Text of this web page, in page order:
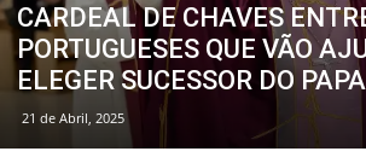
CARDEAL DE CHAVES
PORTUGUESES QUE VÃO
ELEGER SUCESSOR DO
21 de Abril, 2025